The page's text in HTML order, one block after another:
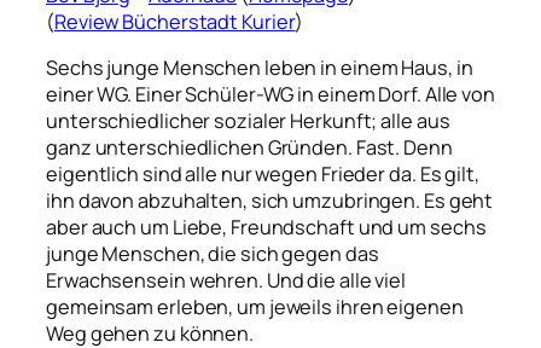
(Review Bücherstadt Kurier)
Sechs junge Menschen leben in einem Haus, in
einer WG. Einer Schüler-WG in einem Dorf. Alle von
unterschiedlicher sozialer Herkunft; alle aus
ganz unterschiedlichen Gründen. Fast. Denn
eigentlich sind alle nur wegen Frieder da. Es gilt,
ihn davon abzuhalten, sich umzubringen. Es geht
aber auch um Liebe, Freundschaft und um sechs
junge Menschen, die sich gegen das
Erwachsensein wehren. Und die alle viel
gemeinsam erleben, um jeweils ihren eigenen
Weg gehen zu können.